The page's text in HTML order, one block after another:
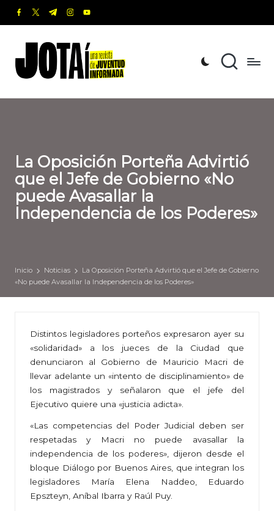
Saltar
contenido
facebook.com
twitter.com
t.me instagram.com
youtube.com
o
t
revista
de
Informada
La Oposición Porteña Advirtió
que el Jefe de Gobierno «No
puede Avasallar la
Independencia de los Poderes»
Inicio Noticias
La Oposición Porteña Advirtió que el Jefe de Gobierno
«No puede Avasallar la Independencia de los Poderes»
Distintos legisladores porteños expresaron ayer su
«solidaridad» a los jueces de la Ciudad que
denunciaron al Gobierno de Mauricio Macri de
llevar adelante un «intento de disciplinamiento» de
los magistrados y señalaron que el jefe del
Ejecutivo quiere una «justicia adicta».
«Las competencias del Poder Judicial deben ser
respetadas y Macri no puede avasallar la
independencia de los poderes», dijeron desde el
bloque Diálogo por Buenos Aires, que integran los
legisladores María Elena Naddeo, Eduardo
Epszteyn, Aníbal Ibarra y Raúl Puy.